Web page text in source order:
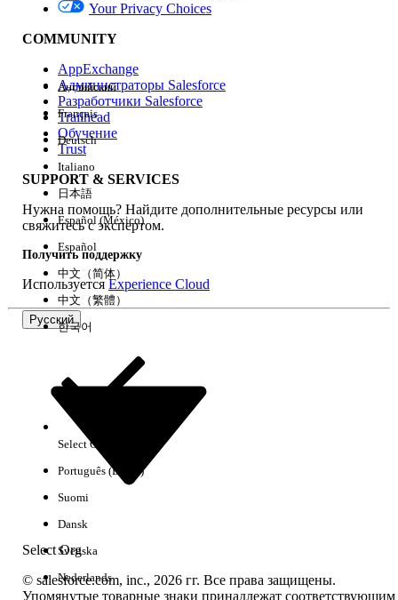
Your Privacy Choices
COMMUNITY
AppExchange
Администраторы Salesforce
Разработчики Salesforce
Trailhead
Обучение
Trust
SUPPORT & SERVICES
Нужна помощь? Найдите дополнительные ресурсы или
свяжитесь с экспертом.
Получить поддержку
ИспользуетсяExperience Cloud
Русский
Select Org
Английский
Français
Deutsch
Italiano
日本語
Español (México)
Español
中文（简体）
中文（繁體）
한국어
Select Org
Português (Brasil)
Suomi
Dansk
Svenska
Nederlands
© salesforce.com, inc., 2026 гг. Все права защищены.
Упомянутые товарные знаки принадлежат соответствующим